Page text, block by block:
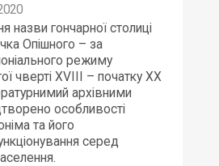
назви гончарної столиці
Опішного – за
режиму
чверті ХVІІІ – початку ХХ
архівними
особливості
та його
серед